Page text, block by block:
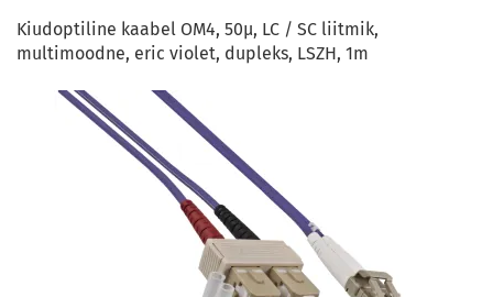
Kiudoptiline kaabel OM4, 50µ, LC / SC liitmik,
multimoodne, eric violet, dupleks, LSZH, 1m